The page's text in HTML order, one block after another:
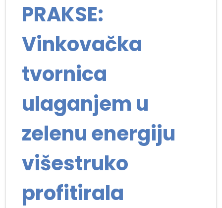
PRAKSE:
Vinkovačka
tvornica
ulaganjem u
zelenu energiju
višestruko
profitirala